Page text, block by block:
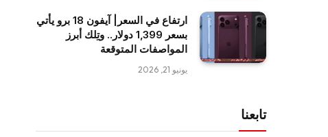
ارتفاع في السعر| آيفون 18 برو يأتي
بسعر 1,399 دولار.. وتِلك أبرز
المواصفات المتوقعة
يونيو 21, 2026
تابعنا